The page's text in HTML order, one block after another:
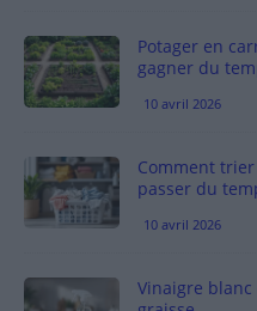
Potager en
gagner du
10 avril 2026
Comment
passer du
10 avril 2026
Vinaigre